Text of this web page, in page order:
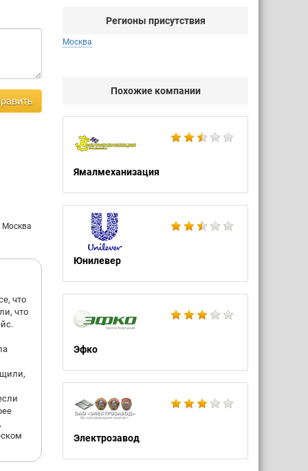
Регионы присутствия
Москва
Похожие компании
Ямалмеханизация
Юнилевер
Эфко
Электрозавод
Москва
что
что